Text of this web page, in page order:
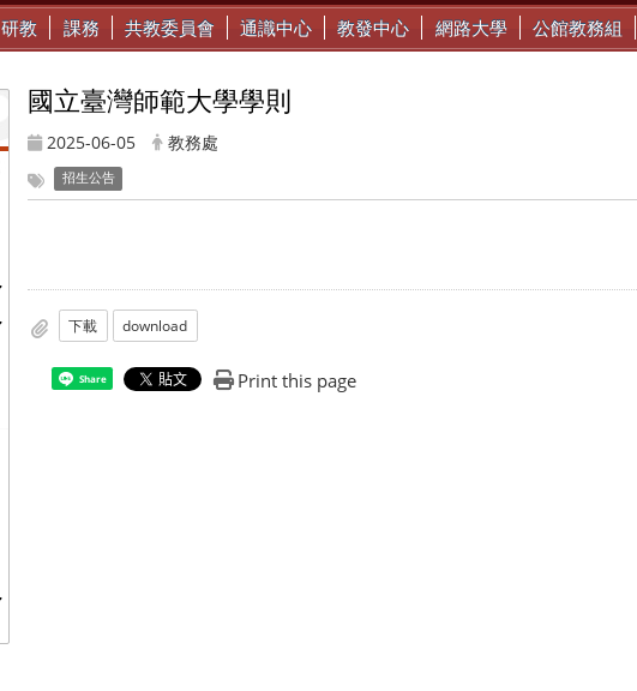
研教 課務 共教委員會 通識中心 教發中心 網路大學 公館教務組
國立臺灣師範大學學則
2025-06-05 教務處
招生公告
下載 download
Share Print this page